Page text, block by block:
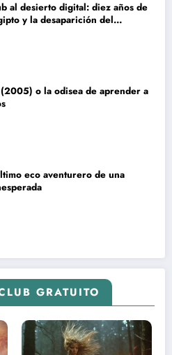
al desierto digital: diez años de
y la desaparición del
o la odisea de aprender a
eco aventurero de una
GRATUITO